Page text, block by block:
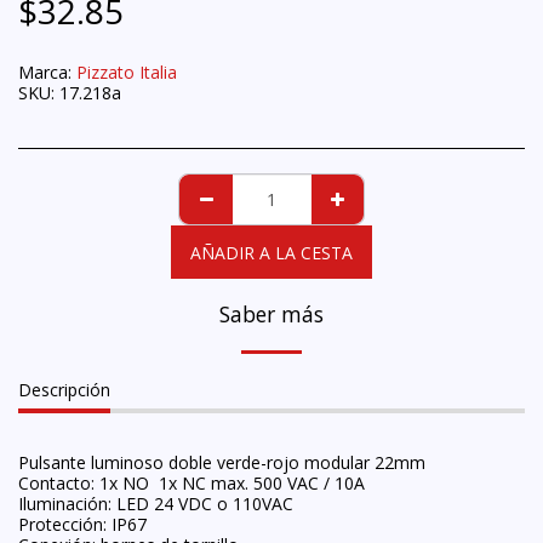
$32.85
Marca: Pizzato Italia
SKU: 17.218a
AÑADIR A LA CESTA
Saber más
Descripción
Pulsante luminoso doble verde-rojo modular 22mm
Contacto: 1x NO 1x NC max. 500 VAC / 10A
Iluminación: LED 24 VDC o 110VAC
Protección: IP67